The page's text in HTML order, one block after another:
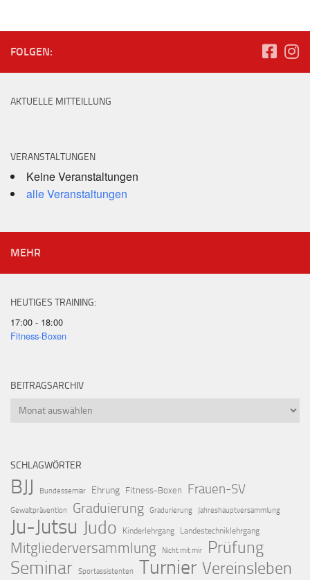
FOLGEN:
AKTUELLE MITTEILLUNG
VERANSTALTUNGEN
Keine Veranstaltungen
alle Veranstaltungen
MEHR
HEUTIGES TRAINING:
17:00 - 18:00
Fitness-Boxen
BEITRAGSARCHIV
Beitragsarchiv
SCHLAGWÖRTER
BJJ Bundessemiar Ehrung Fitness-Boxen Frauen-SV
Gewaltprävention Graduierung Gradurierung Jahreshauptversammlung
Ju-Jutsu Judo Kinderlehrgang Landestechniklehrgang
Mitgliederversammlung Nicht mit mir Prüfung
Seminar Sportassistenten Turnier Vereinsleben